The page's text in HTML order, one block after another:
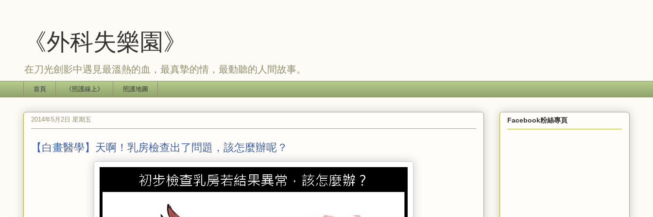
《外科失樂園》
在刀光劍影中遇見最溫熱的血，最真摯的情，最動聽的人間故事。
首頁 《照護線上》 照護地圖
2014年5月2日 星期五
【白畫醫學】天啊！乳房檢查出了問題，該怎麼辦呢？
Facebook粉絲專頁